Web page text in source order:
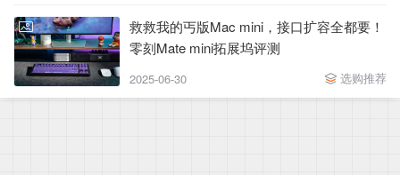
救救我的丐版Mac mini，接口扩容全都要！
零刻Mate mini拓展坞评测
2025-06-30 选购推荐